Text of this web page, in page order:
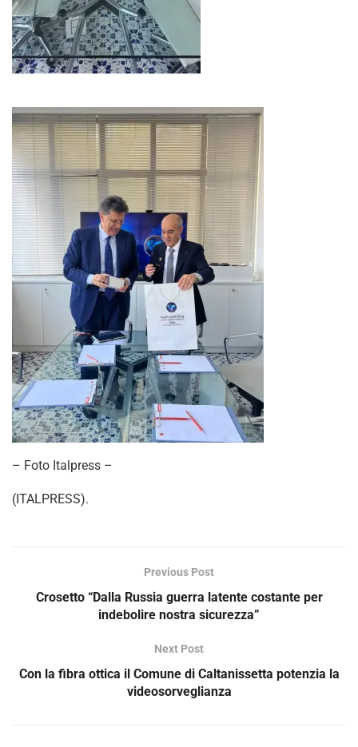
– Foto Italpress –
(ITALPRESS).
Previous Post
Crosetto “Dalla Russia guerra latente costante per
indebolire nostra sicurezza”
Next Post
Con la fibra ottica il Comune di Caltanissetta potenzia la
videosorveglianza